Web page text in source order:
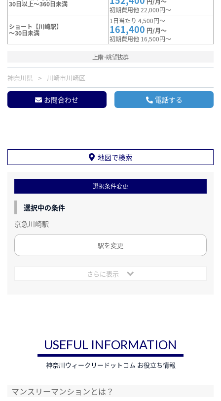
30日以上～360日未満
初期費用他 22,000円～
ショート【川崎駅】
～30日未満
1日当たり 4,500円～
161,400 円/月～
初期費用他 16,500円～
上階･眺望抜群
神奈川県 川崎市川崎区
お問合わせ 電話する
地図で検索
選択条件変更
選択中の条件
京急川崎駅
駅を変更
さらに表示
USEFUL INFORMATION
神奈川ウィークリードットコム お役立ち情報
マンスリーマンションとは？